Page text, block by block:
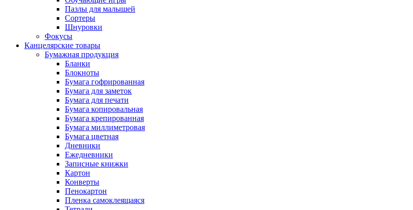
Пазлы для малышей
Сортеры
Шнуровки
Фокусы
Канцелярские товары
Бумажная продукция
Бланки
Блокноты
Бумага гофрированная
Бумага для заметок
Бумага для печати
Бумага копировальная
Бумага крепированная
Бумага миллиметровая
Бумага цветная
Дневники
Ежедневники
Записные книжки
Картон
Конверты
Пенокартон
Пленка самоклеящаяся